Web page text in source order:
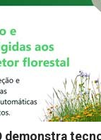
demonstra